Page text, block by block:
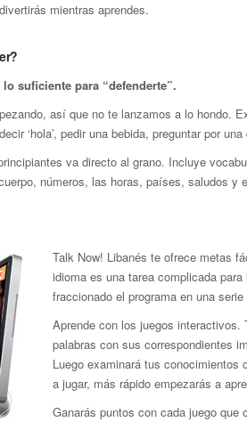
mientras aprendes.
suficiente para “defenderte”.
así que no te lanzamos a lo hondo.
‘hola’, pedir una bebida, preguntar por
va directo al grano. Incluye
números, las horas, países, saludos y
Talk Now! Libanés te ofrece metas
idioma es una tarea complicada
fraccionado el programa en una
Aprende con los juegos interactivos.
palabras con sus correspondientes
Luego examinará tus
a jugar, más rápido empezarás a
Ganarás puntos con cada juego que